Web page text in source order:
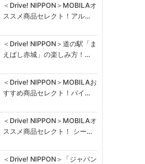
＜Drive! NIPPON＞MOBILAオ
ススメ商品セレクト！アル…
＜Drive! NIPPON＞道の駅「ま
えばし赤城」の楽しみ方！…
＜Drive! NIPPON＞MOBILAお
すすめ商品セレクト！パイ…
＜Drive! NIPPON＞MOBILAオ
ススメ商品セレクト！ シー…
＜Drive! NIPPON＞「ジャパン